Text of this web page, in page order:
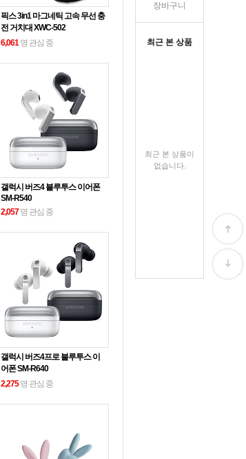
픽스 3in1 마그네틱 고속 무선 충
전 거치대 XWC-502
6,061 명 관심 중
갤럭시 버즈4 블루투스 이어폰
SM-R540
2,057명 관심 중
갤럭시 버즈4프로 블루투스 이
어폰 SM-R640
2,275명 관심 중
장바구니
최근 본 상품
최근 본 상품이
없습니다.